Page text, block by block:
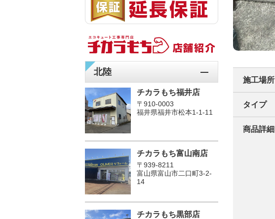
施工場所
タイプ
商品詳細
北陸
チカラもち福井店
〒910-0003
福井県福井市松本1‐1-11
チカラもち富山南店
〒939-8211
富山県富山市二口町3-2-
14
チカラもち黒部店